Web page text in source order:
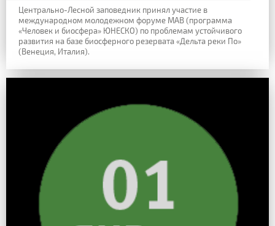
Центрально-Лесной заповедник принял участие в
международном молодежном форуме MAB (программа
«Человек и биосфера» ЮНЕСКО) по проблемам устойчивого
развития на базе биосферного резервата «Дельта реки По»
(Венеция, Италия).